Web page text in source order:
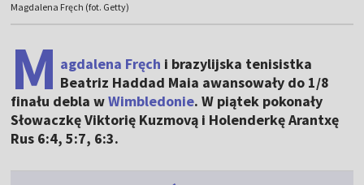
Magdalena Fręch (fot. Getty)
M agdalena Fręch i brazylijska tenisistka
Beatriz Haddad Maia awansowały do 1/8
finału debla wWimbledonie. W piątek pokonały
Słowaczkę Viktorię Kuzmovą i Holenderkę Arantxę
Rus 6:4, 5:7, 6:3.